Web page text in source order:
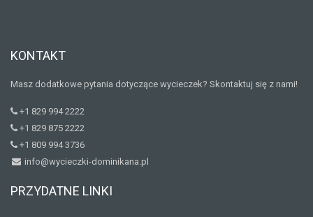
KONTAKT
Masz dodatkowe pytania dotyczące wycieczek? Skontaktuj się z nami!
+1 829 994 2222
+1 829 875 2222
+1 809 994 3736
info@wycieczki-dominikana.pl
PRZYDATNE LINKI